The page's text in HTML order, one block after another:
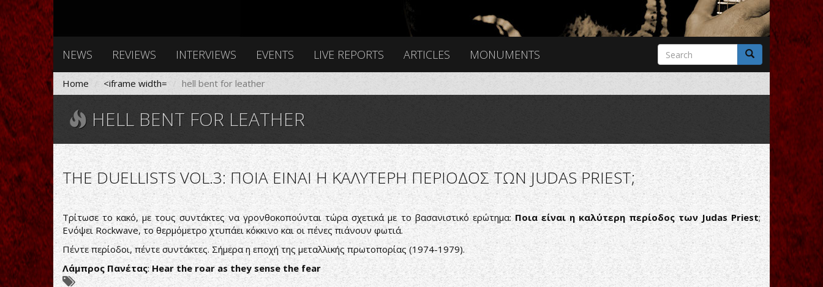
NEWS REVIEWS INTERVIEWS EVENTS LIVE REPORTS ARTICLES MONUMENTS
Search
form
Search
Home <iframe width= hell bent for leather
HELL BENT FOR LEATHER
THE DUELLISTS VOL.3: ΠΟΙΑ ΕΙΝΑΙ Η ΚΑΛΥΤΕΡΗ ΠΕΡΙΟΔΟΣ ΤΩΝ JUDAS PRIEST;
Τρίτωσε το κακό, με τους συντάκτες να γρονθοκοπούνται τώρα σχετικά με το βασανιστικό ερώτημα: Ποια είναι η καλύτερη περίοδος των Judas Priest;
Ενόψει Rockwave, το θερμόμετρο χτυπάει κόκκινο και οι πένες πιάνουν φωτιά.
Πέντε περίοδοι, πέντε συντάκτες. Σήμερα η εποχή της μεταλλικής πρωτοπορίας (1974-1979).
Λάμπρος Πανέτας:Hear the roar as they sense the fear